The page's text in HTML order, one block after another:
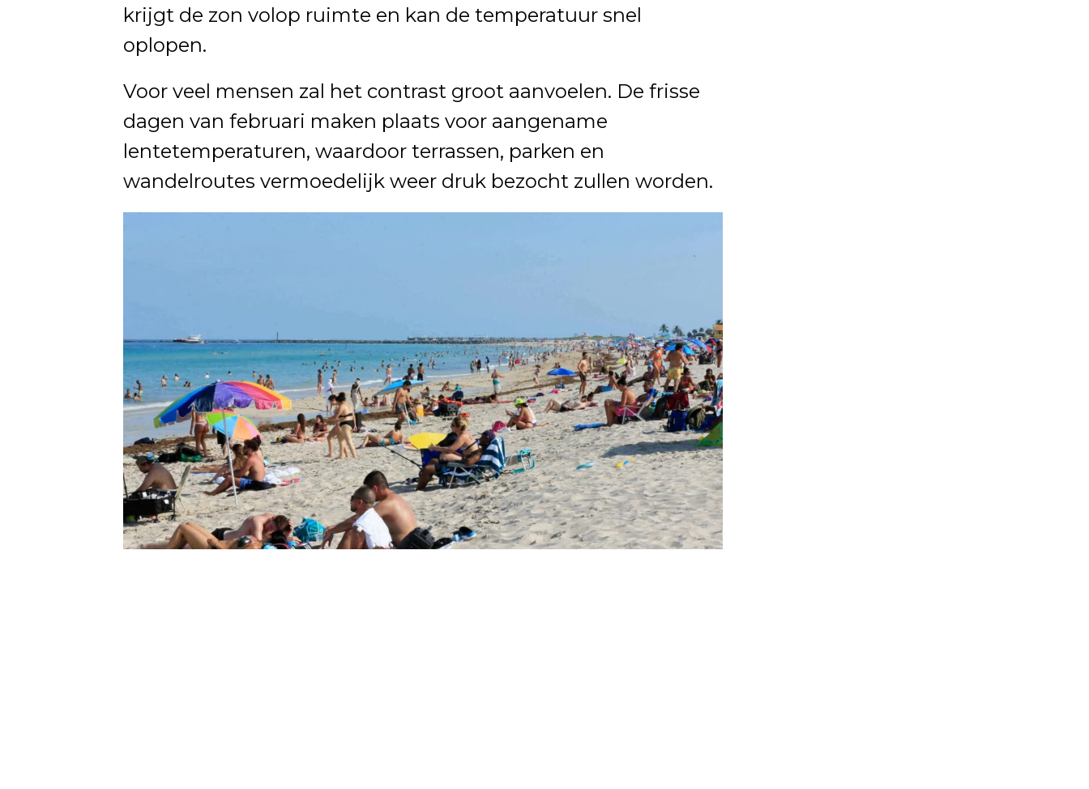
krijgt de zon volop ruimte en kan de temperatuur snel
oplopen.
Voor veel mensen zal het contrast groot aanvoelen. De frisse
dagen van februari maken plaats voor aangename
lentetemperaturen, waardoor terrassen, parken en
wandelroutes vermoedelijk weer druk bezocht zullen worden.